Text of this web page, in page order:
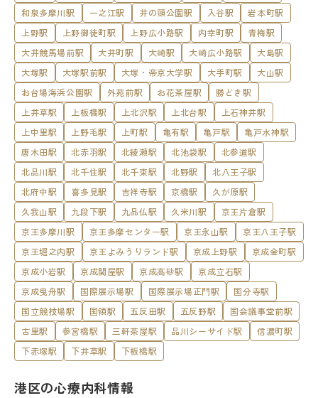
和泉多摩川駅
一之江駅 井の頭公園駅 入谷駅
岩本町駅
上野駅
上野御徒町駅 上野広小路駅 内幸町駅
青梅駅
大井競馬場前駅
大井町駅 大崎駅 大崎広小路駅
大島駅
大塚駅
大塚駅前駅 大塚・帝京大学駅 大手町駅
大山駅
お台場海浜公園駅
外苑前駅 お花茶屋駅
勝どき駅
上井草駅
上板橋駅 上北沢駅 上北台駅
上石神井駅
上中里駅
上野毛駅 上町駅 亀有駅 亀戸駅
亀戸水神駅
唐木田駅
北赤羽駅 北綾瀬駅 北池袋駅
北参道駅
北品川駅
北千住駅 北千束駅 北野駅
北八王子駅
北府中駅
喜多見駅 吉祥寺駅 京橋駅
久が原駅
久我山駅
九段下駅 九品仏駅 久米川駅
京王片倉駅
京王多摩川駅
京王多摩センター駅 京王永山駅
京王八王子駅
京王堀之内駅
京王よみうりランド駅 京成上野駅
京成金町駅
京成小岩駅
京成関屋駅 京成高砂駅
京成立石駅
京成曳舟駅
国際展示場駅 国際展示場正門駅
国分寺駅
国立競技場駅
国領駅 五反田駅 五反野駅
国会議事堂前駅
古里駅
参宮橋駅 三軒茶屋駅 品川シーサイド駅
信濃町駅
下赤塚駅
下井草駅 下板橋駅
港区の心療内科情報